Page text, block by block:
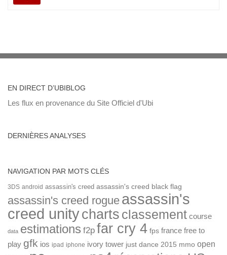
EN DIRECT D’UBIBLOG
Les flux en provenance du Site Officiel d'Ubi
DERNIÈRES ANALYSES
NAVIGATION PAR MOTS CLÉS
3DS android assassin's creed assassin's creed black flag
assassin's creed rogue assassin's
creed unitycharts classement course
data estimations f2p far cry 4 fps france free to
play gfk ios ipad iphone ivory tower just dance 2015 mmo open